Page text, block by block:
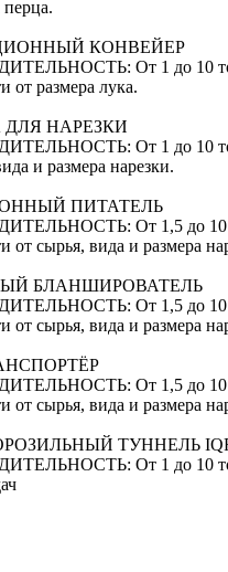
перца.
КОНВЕЙЕР
От 1 до 10
от размера лука.
НАРЕЗКИ
От 1 до 10
и размера нарезки.
ПИТАТЕЛЬ
От 1,5 дo 10
от сырья, вида и размера
БЛАНШИРОВАТЕЛЬ
От 1,5 дo 10
от сырья, вида и размера
От 1,5 дo 10
от сырья, вида и размера
ТУННЕЛЬ
От 1 до 10